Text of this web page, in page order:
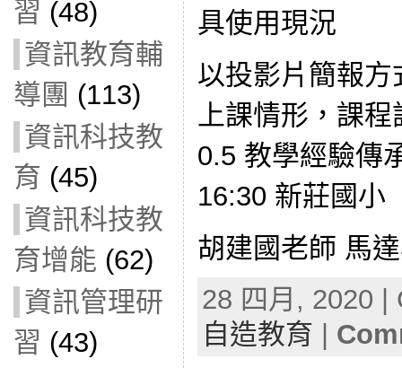
習 (48)
資訊教育輔
導團 (113)
資訊科技教
育 (45)
資訊科技教
育增能 (62)
資訊管理研
習 (43)
具使用現況
以投影片簡報
上課情形，課
0.5 教學經驗傳
16:30 新莊國小
胡建國老師 馬
28 四月, 2020
自造教育 |